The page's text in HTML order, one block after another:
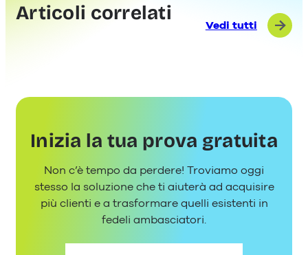
Articoli correlati
Vedi tutti
Inizia la tua prova gratuita
Non c’è tempo da perdere! Troviamo oggi
stesso la soluzione che ti aiuterà ad acquisire
più clienti e a trasformare quelli esistenti in
fedeli ambasciatori.